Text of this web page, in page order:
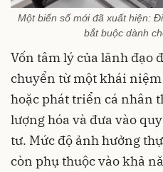
Một biến số mới đã xuất hiện:
bắt buộc dành
Vốn tâm lý của lãnh đạo
chuyển từ một khái
hoặc phát triển cá nhân
lượng hóa và đưa vào
tư. Mức độ ảnh hưởng
còn phụ thuộc vào khả